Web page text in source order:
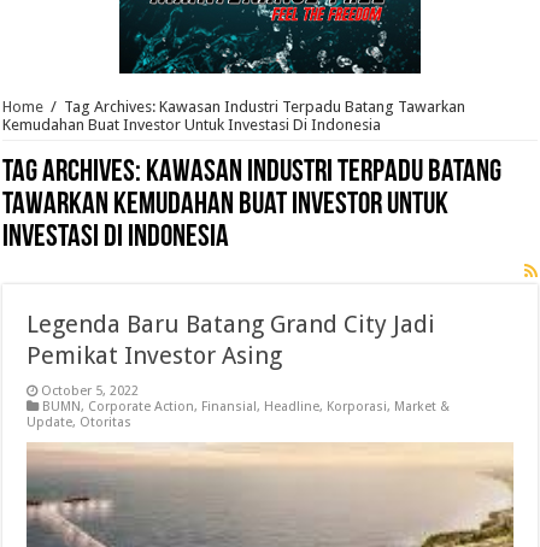
Home / Tag Archives: Kawasan Industri Terpadu Batang Tawarkan
Kemudahan Buat Investor Untuk Investasi Di Indonesia
Tag Archives: Kawasan Industri Terpadu Batang
Tawarkan Kemudahan Buat Investor Untuk
Investasi Di Indonesia
Legenda Baru Batang Grand City Jadi
Pemikat Investor Asing
October 5, 2022
BUMN, Corporate Action, Finansial, Headline, Korporasi, Market &
Update, Otoritas